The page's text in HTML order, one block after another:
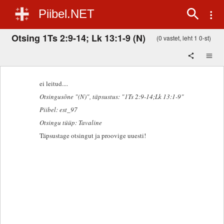
Piibel.NET
Otsing 1Ts 2:9-14; Lk 13:1-9 (N) (0 vastet, leht 1 0-st)
ei leitud....
Otsingusõne "(N)" , täpsustus: "1Ts 2:9-14;Lk 13:1-9"
Piibel: est_97
Otsingu tüüp: Tavaline
Täpsustage otsingut ja proovige uuesti!